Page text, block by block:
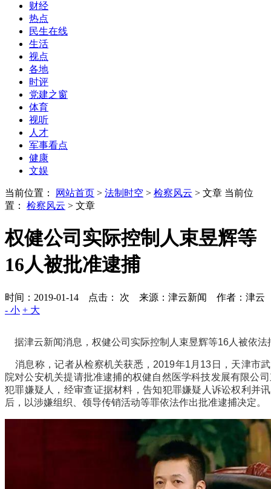
财经
热点
民生在线
生活
视点
各地
时评
党建之窗
体育
视听
人才
军事看点
健康
文娱
当前位置： 网站首页 > 法制时空 > 检察风云 > 文章 当前位
置： 检察风云 > 文章
权健公司实际控制人束昱辉等
16人被批准逮捕
时间：2019-01-14 点击： 次 来源：津云新闻 作者：津云
- 小 + 大
据津云新闻消息，权健公司实际控制人束昱辉等16人被依法
消息称，记者从检察机关获悉，2019年1月13日，天津市
院对公安机关提请批准逮捕的权健自然医学科技发展有限公
犯罪嫌疑人，经审查证据材料，告知犯罪嫌疑人诉讼权利并
后，以涉嫌组织、领导传销活动等罪依法作出批准逮捕决定。